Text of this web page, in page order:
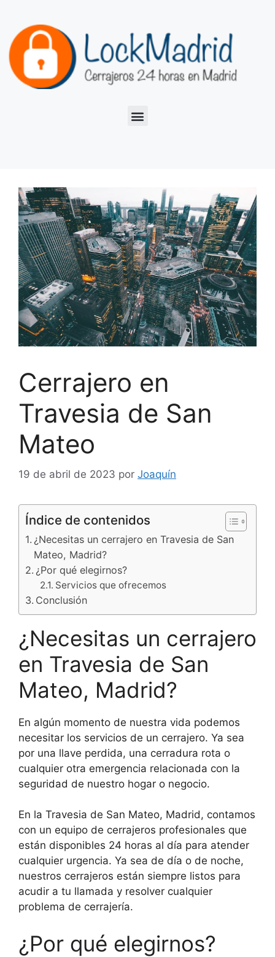
Cerrajero en
Travesia de San
Mateo
19 de abril de 2023 por Joaquín
Índice de contenidos
¿Necesitas un cerrajero en Travesia de San
Mateo, Madrid?
¿Por qué elegirnos?
Servicios que ofrecemos
Conclusión
¿Necesitas un cerrajero
en Travesia de San
Mateo, Madrid?
En algún momento de nuestra vida podemos
necesitar los servicios de un cerrajero. Ya sea
por una llave perdida, una cerradura rota o
cualquier otra emergencia relacionada con la
seguridad de nuestro hogar o negocio.
En la Travesia de San Mateo, Madrid, contamos
con un equipo de cerrajeros profesionales que
están disponibles 24 horas al día para atender
cualquier urgencia. Ya sea de día o de noche,
nuestros cerrajeros están siempre listos para
acudir a tu llamada y resolver cualquier
problema de cerrajería.
¿Por qué elegirnos?